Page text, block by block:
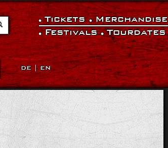
DE|EN
Tickets Merchandise
Festivals
Tourdates